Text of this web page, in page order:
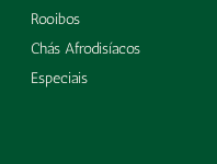
Rooibos
Chás Afrodisíacos
Especiais